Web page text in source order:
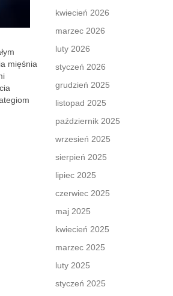
mięśnia
kwiecień 2026
marzec 2026
luty 2026
styczeń 2026
grudzień 2025
listopad 2025
październik 2025
wrzesień 2025
sierpień 2025
lipiec 2025
czerwiec 2025
maj 2025
kwiecień 2025
marzec 2025
luty 2025
styczeń 2025